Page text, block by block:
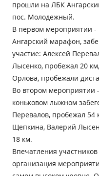
прошли на ЛБК
пос. Молодежный.
В первом мероприятии -
Ангарский марафон,
участие: Алексей
Лысенко, пробежал 20
Орлова, пробежали
Во втором мероприятии
коньковом лыжном
Перевалов, пробежал 54
Щепкина, Валерий
18 км.
Впечатления
организация